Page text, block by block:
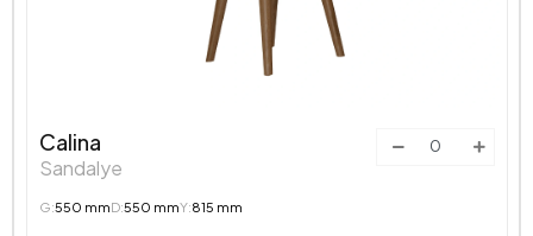
Calina
Sandalye
G:550 mmD:550 mmY:815 mm